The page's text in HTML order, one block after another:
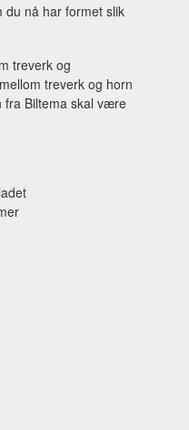
du nå har formet slik
treverk og
treverk og horn
fra Biltema skal være